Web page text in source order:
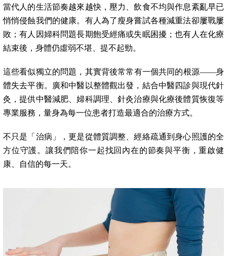
當代人的生活節奏越來越快，壓力、飲食不均與作息紊亂早已
悄悄侵蝕我們的健康。有人為了瘦身嘗試各種減重法卻屢戰屢
敗；有人因婦科問題長期飽受經痛或失眠困擾；也有人在化療
結束後，身體仍虛弱不堪、提不起勁。
這些看似獨立的問題，其實背後常常有一個共同的根源——身
體失去平衡。廣和中醫以整體觀出發，結合中醫四診與現代針
灸，提供中醫減肥、婦科調理、針灸治療與化療後體質恢復等
專業服務，量身為每一位患者打造最適合的治療方式。
不只是「治病」，更是從體質調整、經絡疏通到身心照護的全
方位守護。讓我們陪你一起找回內在的節奏與平衡，重啟健
康、自信的每一天。